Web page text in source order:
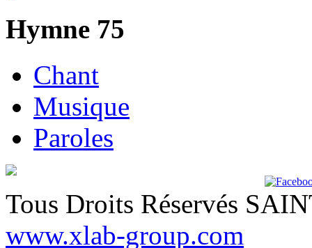
Hymne 75
Chant
Musique
Paroles
Tous Droits Réservés
www.xlab-group.com